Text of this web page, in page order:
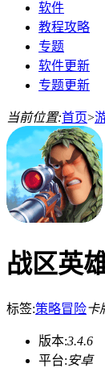
软件
教程攻略
专题
软件更新
专题更新
当前位置:首页>
战区英
标签:策略冒险卡
版本:3.4.6
平台:安卓